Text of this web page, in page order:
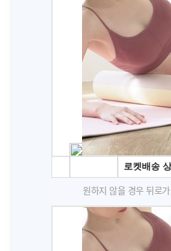
원하지 않을 경우 뒤로